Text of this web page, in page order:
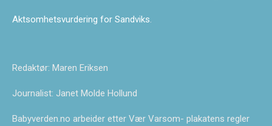
Aktsomhetsvurdering for Sandviks
Redaktør: Maren Eriksen
Journalist: Janet Molde Hollund
Babyverden.no arbeider etter Vær Varsom- plakatens regler